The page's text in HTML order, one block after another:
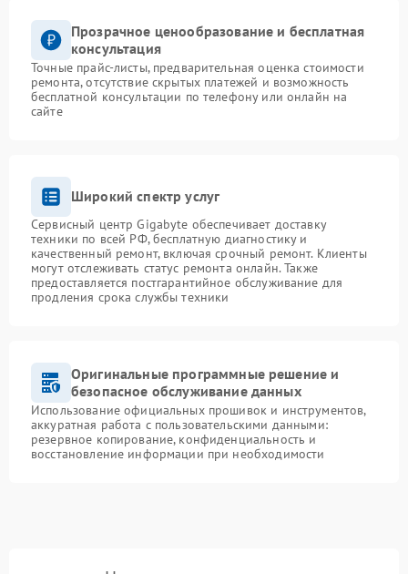
Прозрачное ценообразование и бесплатная
консультация
Точные прайс-листы, предварительная оценка стоимости
ремонта, отсутствие скрытых платежей и возможность
бесплатной консультации по телефону или онлайн на
сайте
Широкий спектр услуг
Сервисный центр Gigabyte обеспечивает доставку
техники по всей РФ, бесплатную диагностику и
качественный ремонт, включая срочный ремонт. Клиенты
могут отслеживать статус ремонта онлайн. Также
предоставляется постгарантийное обслуживание для
продления срока службы техники
Оригинальные программные решение и
безопасное обслуживание данных
Использование официальных прошивок и инструментов,
аккуратная работа с пользовательскими данными:
резервное копирование, конфиденциальность и
восстановление информации при необходимости